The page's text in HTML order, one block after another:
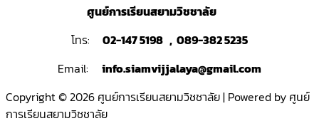
ศูนย์การเรียนสยามวิชชาลัย
โทร:
02-147 5198 , 089-382 5235
Email:
info.siamvijjalaya@gmail.com
Copyright © 2026 ศูนย์การเรียนสยามวิชชาลัย | Powered by ศูนย์
การเรียนสยามวิชชาลัย